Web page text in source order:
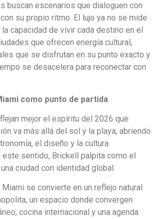
buscan escenarios que dialoguen con
su propio ritmo. El lujo ya no se mide
capacidad de vivir cada destino en el
que ofrecen energía cultural,
que se disfrutan en su punto exacto y
se desacelera para reconectar con
como punto de partida
mejor el espíritu del 2026 que
va más allá del sol y la playa, abriendo
el diseño y la cultura
este sentido, Brickell palpita como el
ciudad con identidad global.
Miami se convierte en un reflejo natural
un espacio donde convergen
cocina internacional y una agenda